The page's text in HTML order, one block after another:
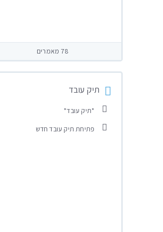
78 מאמרים
תיק עובד
*תיק עובד*
פתיחת תיק עובד חדש